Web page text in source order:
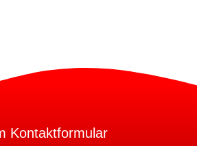
Kontaktformular